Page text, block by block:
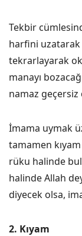
Tekbir
harfini uzatarak
tekrarlayarak
manayı
namaz geçersiz
İmama uymak
tamamen
rüku halinde
halinde Allah
diyecek olsa,
2. Kıyam